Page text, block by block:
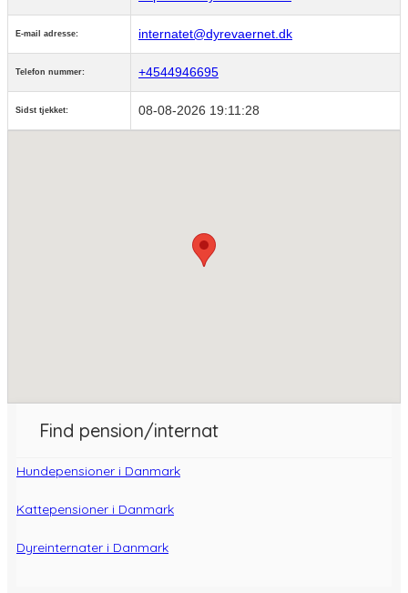
E-mail adresse: internatet@dyrevaernet.dk
Telefon nummer: +4544946695
Sidst tjekket: 08-08-2026 19:11:28
Find pension/internat
Hundepensioner i Danmark
Kattepensioner i Danmark
Dyreinternater i Danmark